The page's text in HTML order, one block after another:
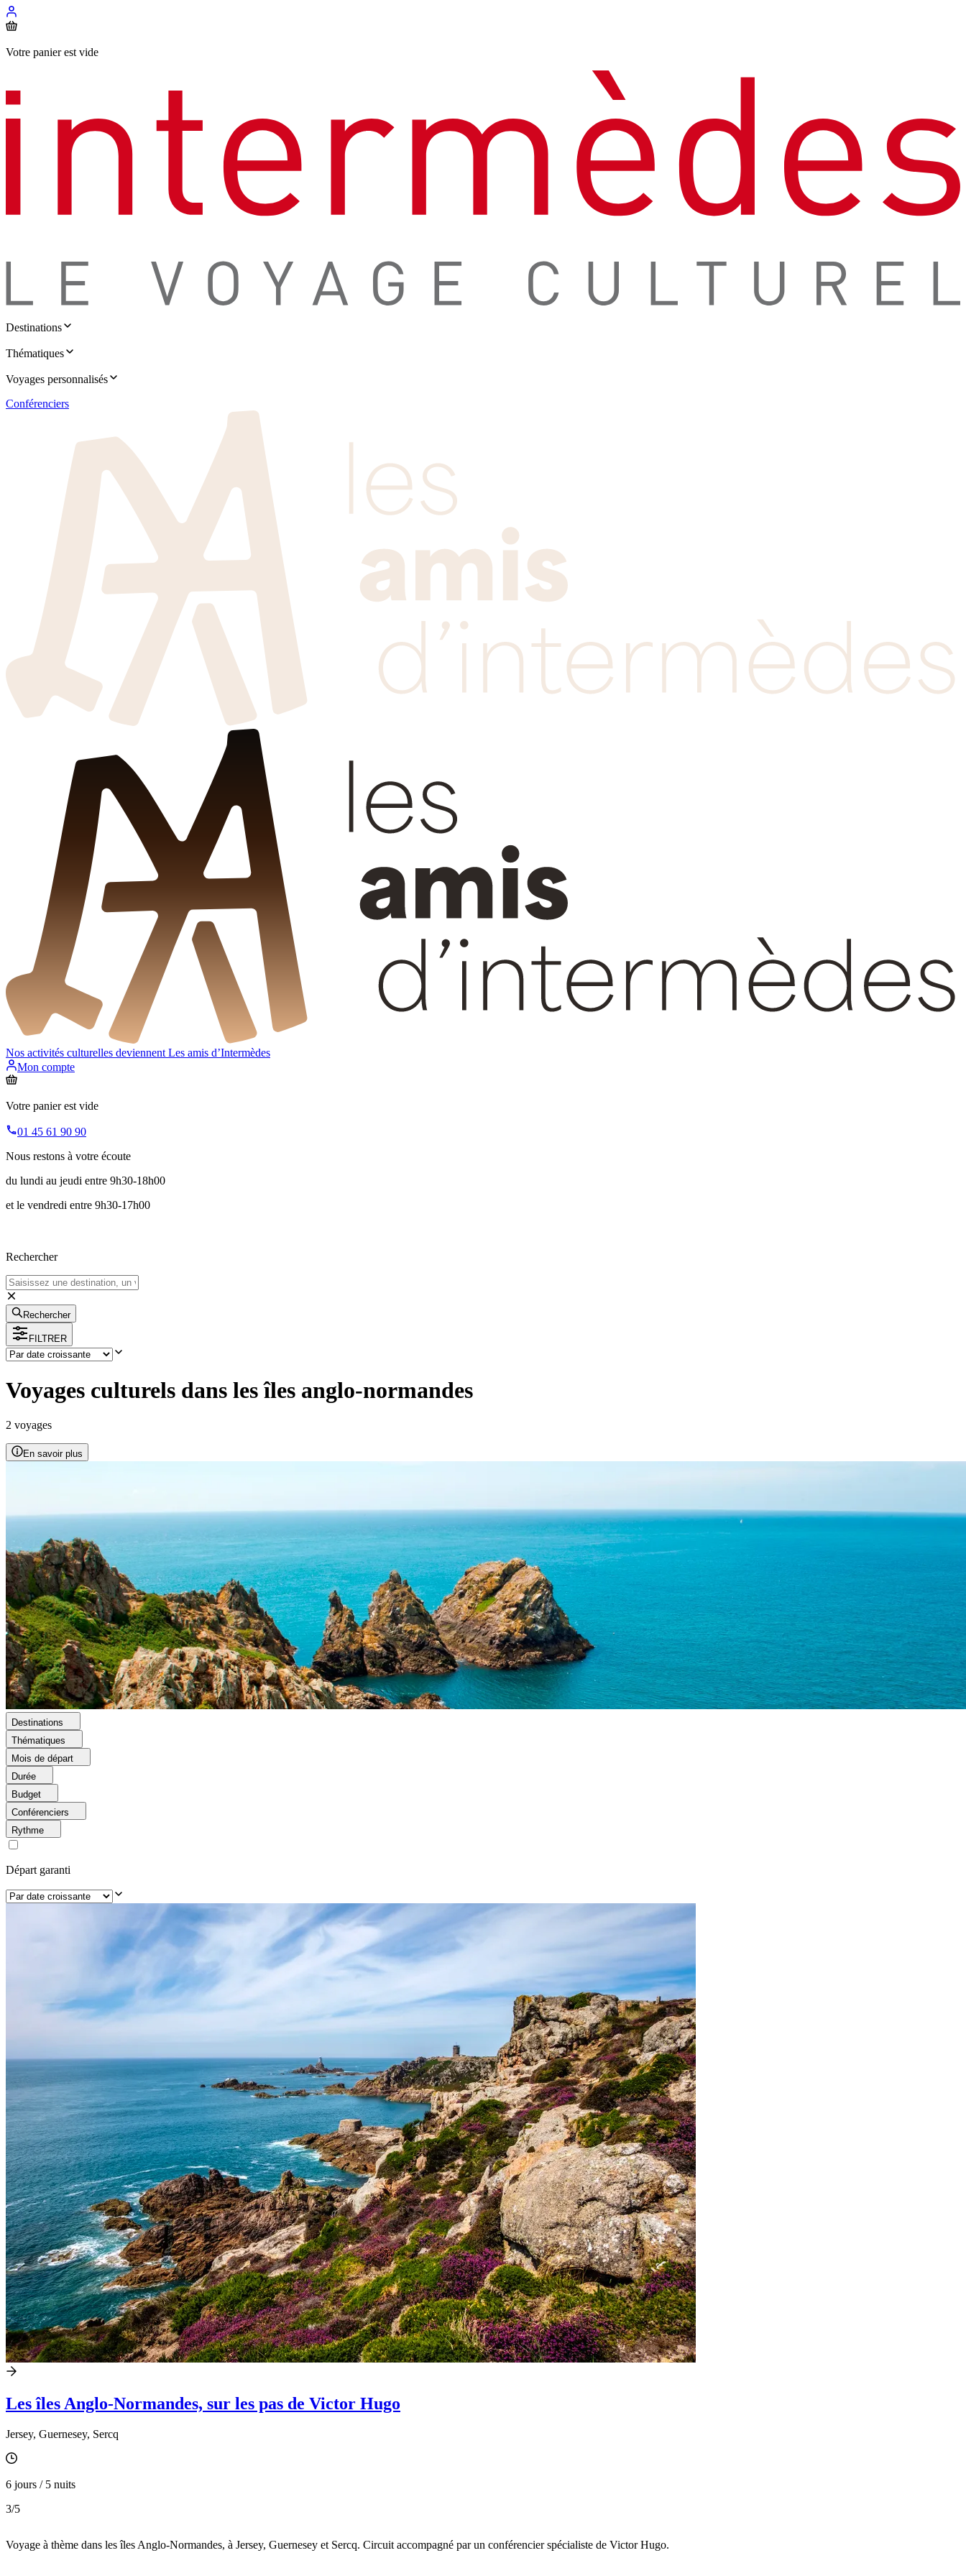
Votre panier est vide
Destinations
Thématiques
Voyages personnalisés
Conférenciers
Nos activités culturelles deviennent Les amis d’Intermèdes
Mon compte
Votre panier est vide
01 45 61 90 90
Nous restons à votre écoute
du lundi au jeudi entre 9h30-18h00
et le vendredi entre 9h30-17h00
Rechercher
Rechercher
FILTRER
Voyages culturels dans les îles anglo-normandes
2 voyages
En savoir plus
Destinations
Thématiques
Mois de départ
Durée
Budget
Conférenciers
Rythme
Départ garanti
Les îles Anglo-Normandes, sur les pas de Victor Hugo
Jersey, Guernesey, Sercq
6 jours / 5 nuits
3/5
Voyage à thème dans les îles Anglo-Normandes, à Jersey, Guernesey et Sercq. Circuit accompagné par un conférencier spécialiste de Victor Hugo.